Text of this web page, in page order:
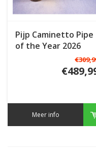
Pijp Caminetto Pipe
of the Year 2026
Meer info